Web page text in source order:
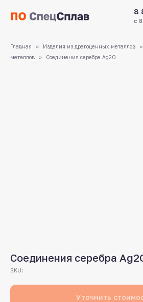
8 831 413 29 55
Главная Изделия из драгоценных металлов
металлов
Соединения серебра Ag2O
Соединения серебра
SKU:
Уточнить